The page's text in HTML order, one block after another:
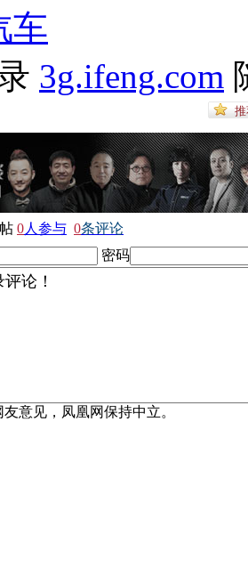
车
3g.ifeng.com
0人参与 0条评论
密码
意见，凤凰网保持中立。